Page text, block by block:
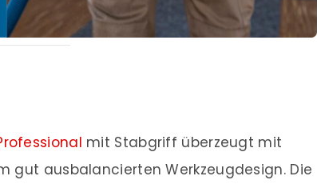
mit Stabgriff überzeugt mit
gut ausbalancierten Werkzeugdesign. Die